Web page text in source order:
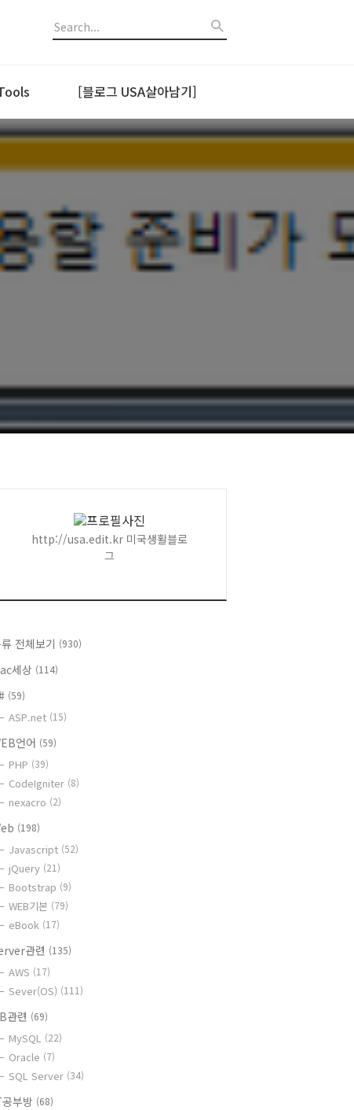
[블로그 USA살아남기]
http://usa.edit.kr 미국생활블로
그
전체보기 (930)
세상 (114)
(59)
ASP.net (15)
언어 (59)
PHP (39)
CodeIgniter (8)
nexacro (2)
(198)
Javascript (52)
jQuery (21)
Bootstrap (9)
WEB기본 (79)
eBook (17)
관련 (135)
AWS (17)
Sever(OS) (111)
관련 (69)
MySQL (22)
Oracle (7)
SQL Server (34)
부방 (68)